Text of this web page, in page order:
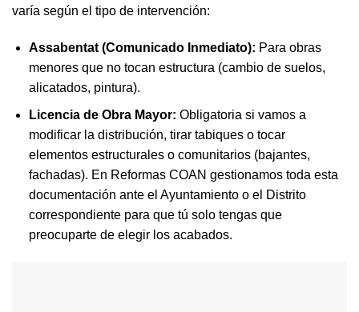
varía según el tipo de intervención:
Assabentat (Comunicado Inmediato): Para obras
menores que no tocan estructura (cambio de suelos,
alicatados, pintura).
Licencia de Obra Mayor: Obligatoria si vamos a
modificar la distribución, tirar tabiques o tocar
elementos estructurales o comunitarios (bajantes,
fachadas). En Reformas COAN gestionamos toda esta
documentación ante el Ayuntamiento o el Distrito
correspondiente para que tú solo tengas que
preocuparte de elegir los acabados.